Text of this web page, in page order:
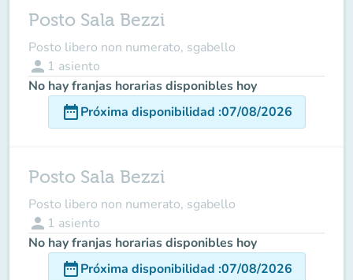
Posto Sala Bezzi
Posto libero non numerato, sgabello
person 1 asiento
No hay franjas horarias disponibles hoy
date_rangePróxima disponibilidad :07/08/2026
Posto Sala Bezzi
Posto libero non numerato, sgabello
person 1 asiento
No hay franjas horarias disponibles hoy
date_rangePróxima disponibilidad :07/08/2026